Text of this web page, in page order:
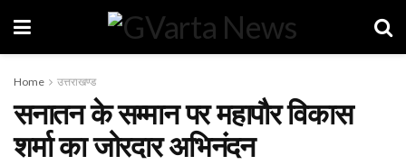
Home उत्तराखण्ड
सनातन के सम्मान पर महापौर विकास
शर्मा का जोरदार अभिनंदन